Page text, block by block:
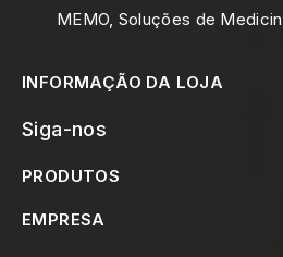
MEMO, Soluções de
INFORMAÇÃO DA LOJA
Siga-nos
PRODUTOS
EMPRESA